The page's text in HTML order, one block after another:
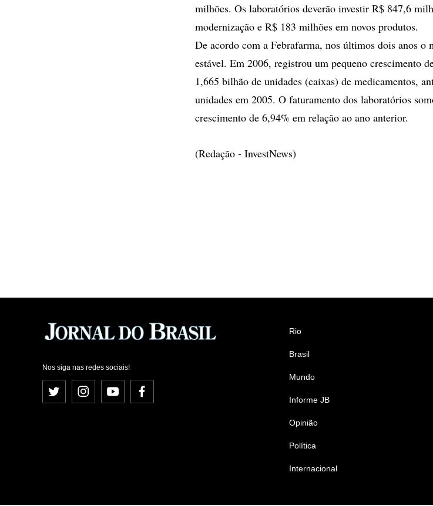
milhões. Os laboratórios deverão investir R$ 847,6
modernização e R$ 183 milhões em novos produtos.
De acordo com a Febrafarma, nos últimos dois anos o
estável. Em 2006, registrou um pequeno crescimento
1,665 bilhão de unidades (caixas) de medicamentos,
unidades em 2005. O faturamento dos laboratórios
crescimento de 6,94% em relação ao ano anterior.
(Redação - InvestNews)
Nos siga nas redes sociais!
Twitter InstagramYouTubeFacebook
Rio
Brasil
Mundo
Informe JB
Opinião
Política
Internacional